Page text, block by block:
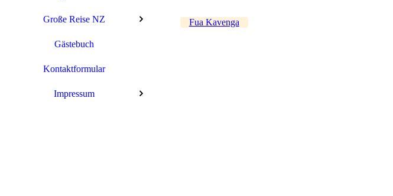
Große Reise NZ
Gästebuch
Kontaktformular
Impressum
Fua Kavenga